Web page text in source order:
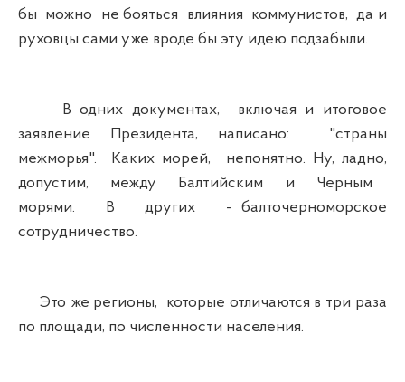
бы можно не бояться влияния коммунистов, да и
руховцы сами уже вроде бы эту идею подзабыли.
В одних документах, включая и итоговое
заявление Президента, написано: "страны
межморья". Каких морей, непонятно. Ну, ладно,
допустим, между Балтийским и Черным
морями. В других - балточерноморское
сотрудничество.
Это же регионы, которые отличаются в три раза
по площади, по численности населения.